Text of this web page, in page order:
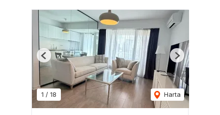
1 / 18 Harta
Previous Next